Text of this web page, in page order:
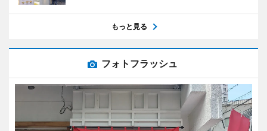
もっと見る
フォトフラッシュ